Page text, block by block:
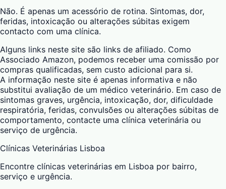
Não. É apenas um acessório de rotina. Sintomas, dor,
feridas, intoxicação ou alterações súbitas exigem
contacto com uma clínica.
Alguns links neste site são links de afiliado. Como
Associado Amazon, podemos receber uma comissão por
compras qualificadas, sem custo adicional para si.
A informação neste site é apenas informativa e não
substitui avaliação de um médico veterinário. Em caso de
sintomas graves, urgência, intoxicação, dor, dificuldade
respiratória, feridas, convulsões ou alterações súbitas de
comportamento, contacte uma clínica veterinária ou
serviço de urgência.
Clínicas Veterinárias Lisboa
Encontre clínicas veterinárias em Lisboa por bairro,
serviço e urgência.